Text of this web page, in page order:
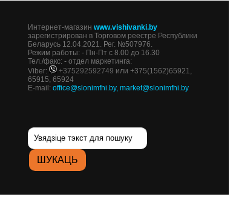
Интернет-магазин www.vishivanki.by
зарегистрирован в Торговом реестре Республики
Беларусь 12.04.2021. Рег. №507976.
Режим работы: - Пн-Пт с 8.00 до 16.30
Тел./факс: - отдел маркетинга:
Viber:
+375292592749 или +375(1562)65921,
65915, 65924
E-mail: office@slonimfhi.by, market@slonimfhi.by